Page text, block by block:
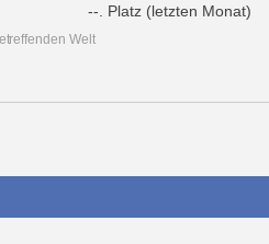
--. Platz (letzten Monat)
Welt